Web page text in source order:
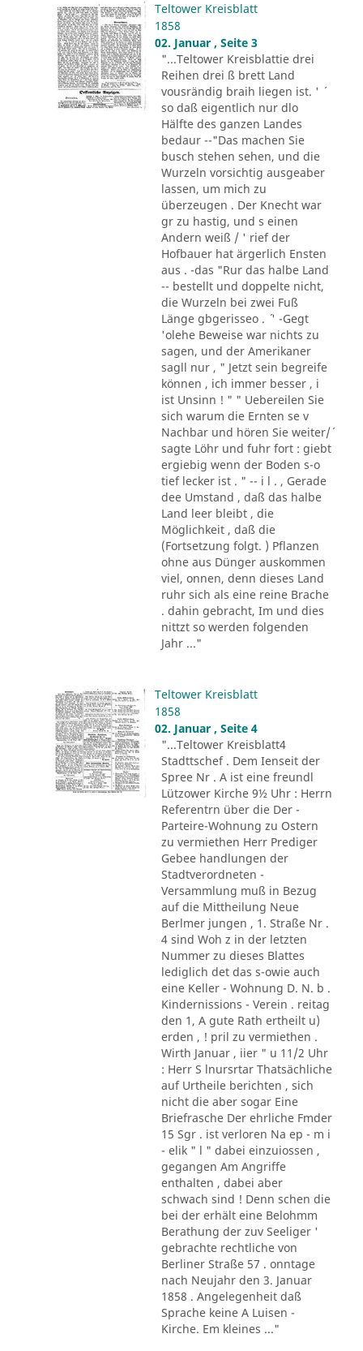
Teltower Kreisblatt
1858
02. Januar , Seite 3
"...Teltower Kreisblattie drei
Reihen drei ß brett Land
vousrändig braih liegen ist. ' ´
so daß eigentlich nur dlo
Hälfte des ganzen Landes
bedaur --"Das machen Sie
busch stehen sehen, und die
Wurzeln vorsichtig ausgeaber
lassen, um mich zu
überzeugen . Der Knecht war
gr zu hastig, und s einen
Andern weiß / ' rief der
Hofbauer hat ärgerlich Ensten
aus . -das "Rur das halbe Land
-- bestellt und doppelte nicht,
die Wurzeln bei zwei Fuß
Länge gbgerisseo . ´ ' -Gegt
'olehe Beweise war nichts zu
sagen, und der Amerikaner
sagll nur , " Jetzt sein begreife
können , ich immer besser , i
ist Unsinn ! " " Uebereilen Sie
sich warum die Ernten se v
Nachbar und hören Sie weiter/´
sagte Löhr und fuhr fort : giebt
ergiebig wenn der Boden s-o
tief lecker ist . " -- i l . , Gerade
dee Umstand , daß das halbe
Land leer bleibt , die
Möglichkeit , daß die
(Fortsetzung folgt. ) Pflanzen
ohne aus Dünger auskommen
viel, onnen, denn dieses Land
ruhr sich als eine reine Brache
. dahin gebracht, Im und dies
nittzt so werden folgenden
Jahr ..."
Teltower Kreisblatt
1858
02. Januar , Seite 4
"...Teltower Kreisblatt4
Stadttschef . Dem Ienseit der
Spree Nr . A ist eine freundl
Lützower Kirche 9½ Uhr : Herrn
Referentrn über die Der -
Parteire-Wohnung zu Ostern
zu vermiethen Herr Prediger
Gebee handlungen der
Stadtverordneten -
Versammlung muß in Bezug
auf die Mittheilung Neue
Berlmer jungen , 1. Straße Nr .
4 sind Woh z in der letzten
Nummer zu dieses Blattes
lediglich det das s-owie auch
eine Keller - Wohnung D. N. b .
Kindernissions - Verein . reitag
den 1, A gute Rath ertheilt u)
erden , ! pril zu vermiethen .
Wirth Januar , iier " u 11/2 Uhr
: Herr S lnursrtar Thatsächliche
auf Urtheile berichten , sich
nicht die aber sogar Eine
Briefrasche Der ehrliche Fmder
15 Sgr . ist verloren Na ep - m i
- elik " l " dabei einzuiossen ,
gegangen Am Angriffe
enthalten , dabei aber
schwach sind ! Denn schen die
bei der erhält eine Belohmm
Berathung der zuv Seeliger '
gebrachte rechtliche von
Berliner Straße 57 . onntage
nach Neujahr den 3. Januar
1858 . Angelegenheit daß
Sprache keine A Luisen -
Kirche. Em kleines ..."